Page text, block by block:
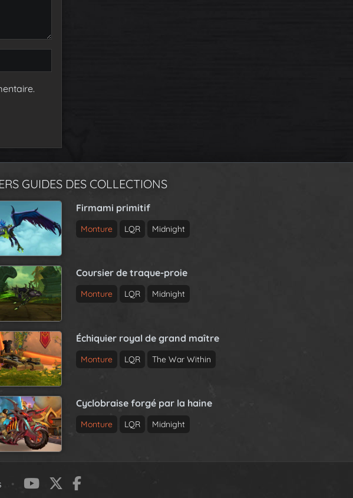
GUIDES DES COLLECTIONS
Firmami primitif
Monture LQR Midnight
Coursier de traque-proie
Monture LQR Midnight
Échiquier royal de grand maître
Monture LQR The War Within
Cyclobraise forgé par la haine
Monture LQR Midnight
•